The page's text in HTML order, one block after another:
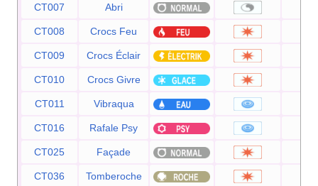
CT007 Abri
CT008 Crocs Feu
CT009 Crocs Éclair
CT010 Crocs Givre
CT011 Vibraqua
CT016 Rafale Psy
CT025 Façade
CT036 Tomberoche